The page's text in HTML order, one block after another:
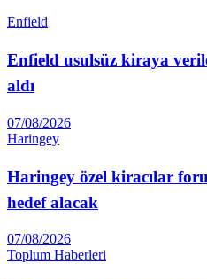
Enfield
Enfield usulsüz kiraya
aldı
07/08/2026
Haringey
Haringey özel kiracılar
hedef alacak
07/08/2026
Toplum Haberleri